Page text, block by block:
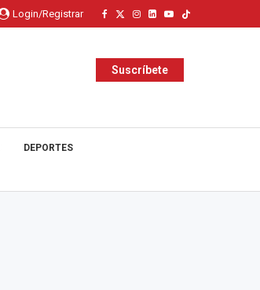
Login/Registrar
Suscríbete
DEPORTES